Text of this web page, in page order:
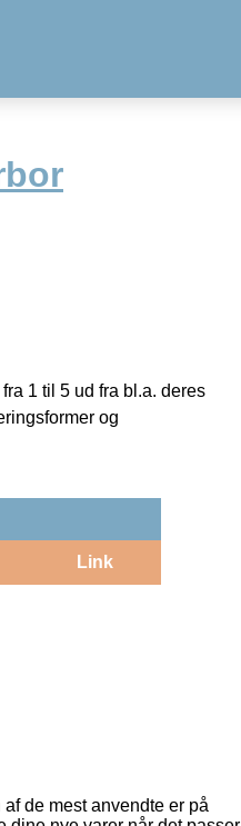
1 til 5 ud fra bl.a. deres
og
Link
de mest anvendte er på